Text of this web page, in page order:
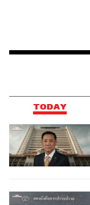
TODAY